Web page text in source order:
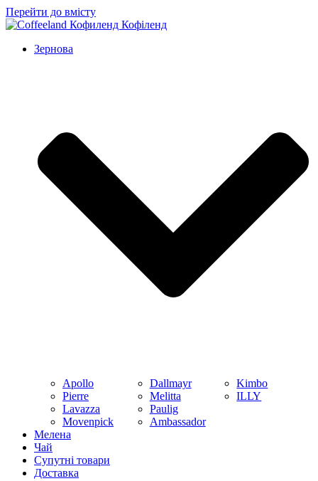
Перейти до вмісту
Зернова
Apollo
Pierre
Lavazza
Movenpick
Dallmayr
Melitta
Paulig
Ambassador
Kimbo
ILLY
Мелена
Чай
Супутні товари
Доставка